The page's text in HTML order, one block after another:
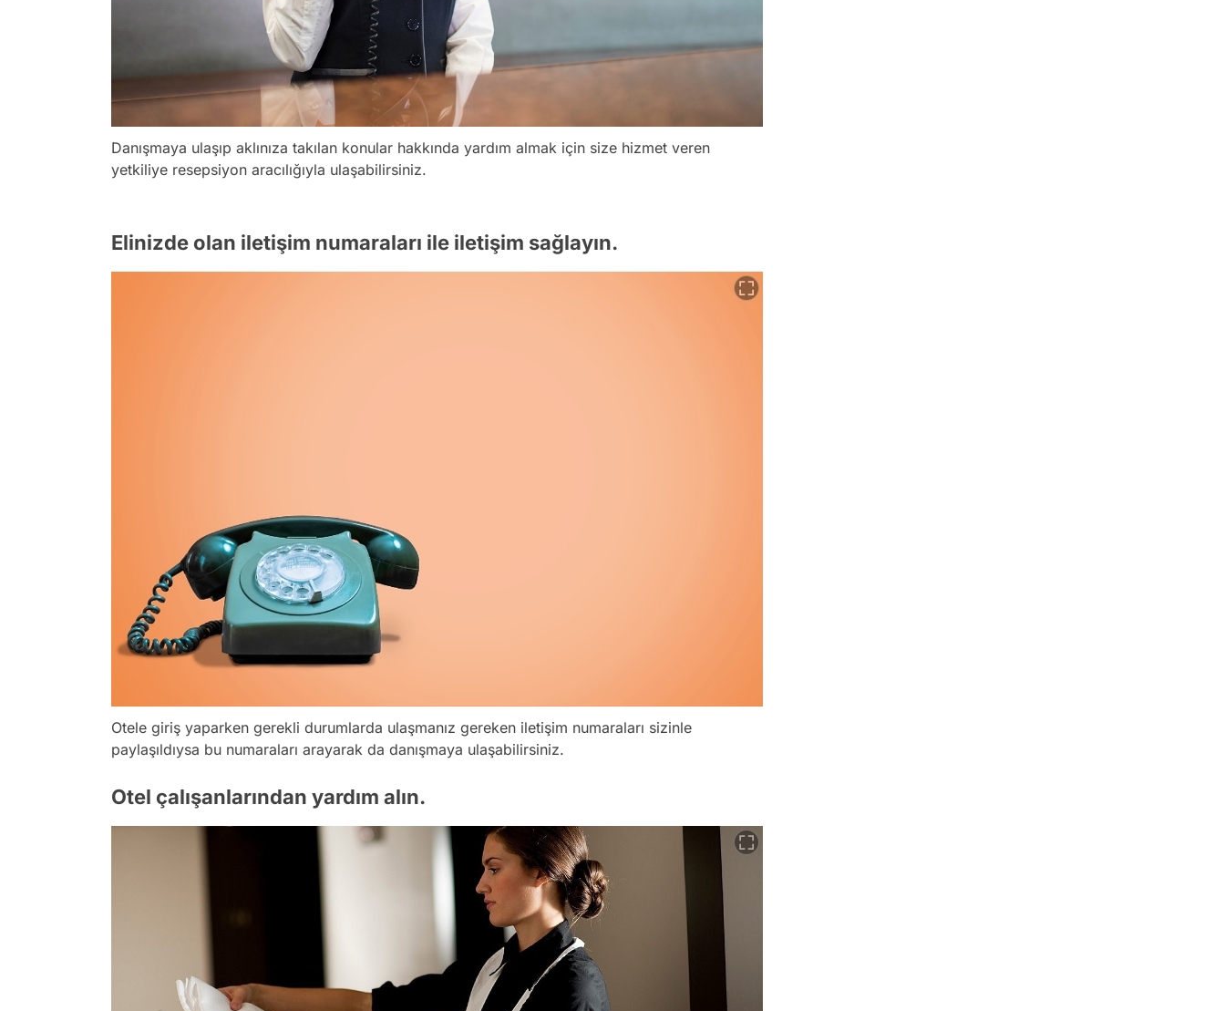
Danışmaya ulaşıp aklınıza takılan konular hakkında yardım almak için size hizmet veren
yetkiliye resepsiyon aracılığıyla ulaşabilirsiniz.
Elinizde olan iletişim numaraları ile iletişim sağlayın.
Otele giriş yaparken gerekli durumlarda ulaşmanız gereken iletişim numaraları sizinle
paylaşıldıysa bu numaraları arayarak da danışmaya ulaşabilirsiniz.
Otel çalışanlarından yardım alın.